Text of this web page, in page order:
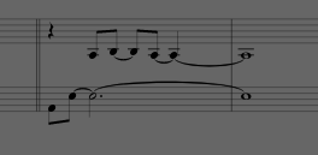

    

   